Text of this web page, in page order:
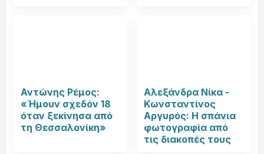
Αντώνης Ρέμος:
«Ήμουν σχεδόν 18
όταν ξεκίνησα από
τη Θεσσαλονίκη»
Αλεξάνδρα Νίκα -
Κωνσταντίνος
Αργυρός: Η σπάνια
φωτογραφία από
τις διακοπές τους